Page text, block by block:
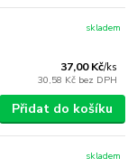
37,00 Kč/ks
30,58 Kč bez DPH
skladem
Přidat do košíku
skladem